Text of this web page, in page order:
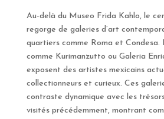
Au-delà du Museo Frida Kahlo, le
regorge de galeries d’art
quartiers comme Roma et Condesa.
comme Kurimanzutto ou Galeria
exposent des artistes mexicains
collectionneurs et curieux. Ces
contraste dynamique avec les
visités précédemment, montrant